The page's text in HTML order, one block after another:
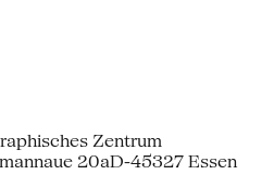
Zentrum
20aD-45327 Essen